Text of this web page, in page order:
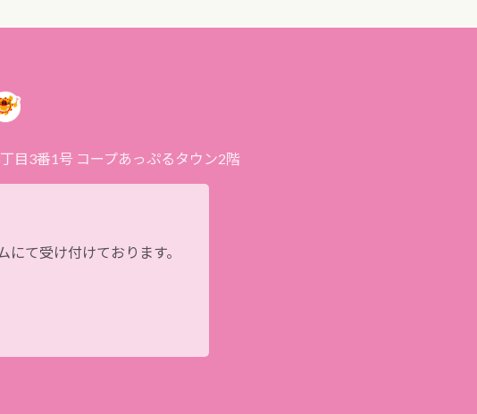
目3番1号 コープあっぷるタウン2階
て受け付けております。